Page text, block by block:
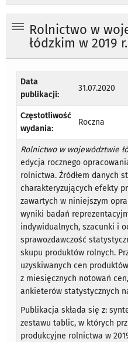
Rolnictwo w
łódzkim w 2019 r.
Data
publikacji:
31.07.2020
Częstotliwość
wydania:
Roczna
Rolnictwo w województwie
edycja rocznego
rolnictwa. Źródłem danych
charakteryzujących efekty
zawartych w niniejszym
wyniki badań
indywidualnych, szacunki i
sprawozdawczość
skupu produktów rolnych.
uzyskiwanych cen
z miesięcznych notowań
ankieterów statystycznych
Publikacja składa się z:
zestawu tablic, w których
produkcyjne rolnictwa w